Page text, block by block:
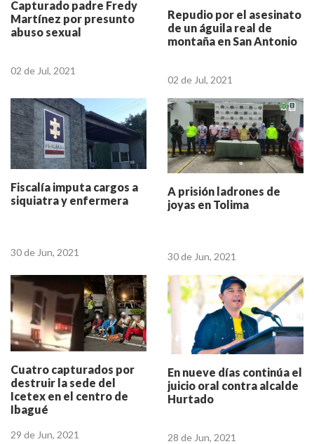
Capturado padre Fredy
Martínez por presunto
abuso sexual
02 de Jul, 2021
Repudio por el asesinato
de un águila real de
montaña en San Antonio
02 de Jul, 2021
Fiscalía imputa cargos a
siquiatra y enfermera
30 de Jun, 2021
A prisión ladrones de
joyas en Tolima
30 de Jun, 2021
Cuatro capturados por
destruir la sede del
Icetex en el centro de
Ibagué
29 de Jun, 2021
En nueve días continúa el
juicio oral contra alcalde
Hurtado
28 de Jun, 2021